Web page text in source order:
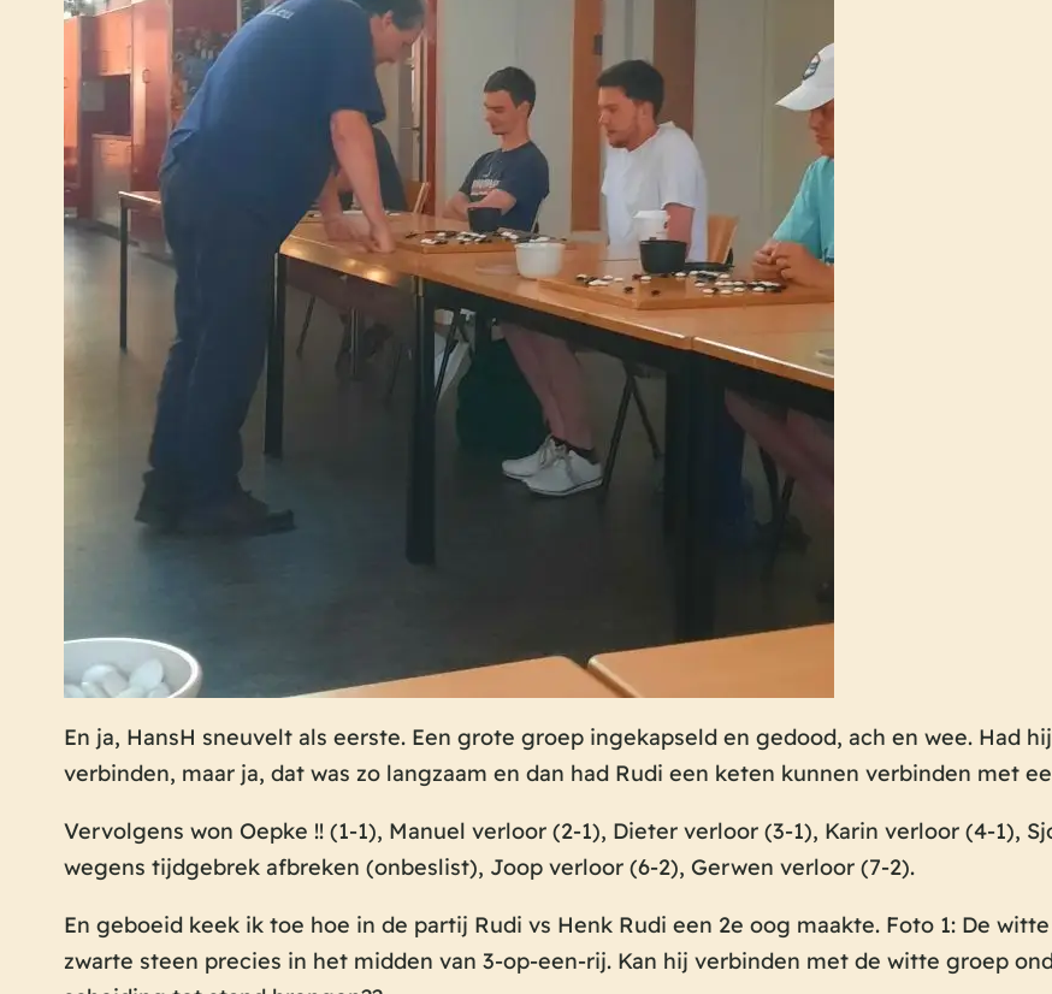
En ja, HansH sneuvelt als eerste. Een grote groep ingekapseld en gedood, ach en wee. Had
verbinden, maar ja, dat was zo langzaam en dan had Rudi een keten kunnen verbinden met
Vervolgens won Oepke !! (1-1), Manuel verloor (2-1), Dieter verloor (3-1), Karin verloor (4-1),
wegens tijdgebrek afbreken (onbeslist), Joop verloor (6-2), Gerwen verloor (7-2).
En geboeid keek ik toe hoe in de partij Rudi vs Henk Rudi een 2e oog maakte. Foto 1: De
zwarte steen precies in het midden van 3-op-een-rij. Kan hij verbinden met de witte groep